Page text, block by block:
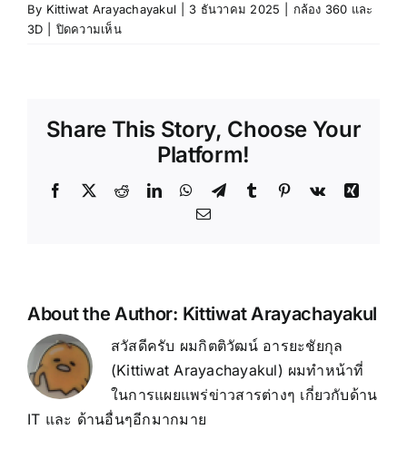
By Kittiwat Arayachayakul 3 ธันวาคม 2025
กล้อง 360 และ
3D
ปิดความเห็น
Share This Story, Choose Your
Platform!
About the Author: Kittiwat Arayachayakul
สวัสดีครับ ผมกิตติวัฒน์ อารยะชัยกุล
(Kittiwat Arayachayakul) ผมทำหน้าที่
ในการแผยแพร่ข่าวสารต่างๆ เกี่ยวกับด้าน
IT และ ด้านอื่นๆอีกมากมาย